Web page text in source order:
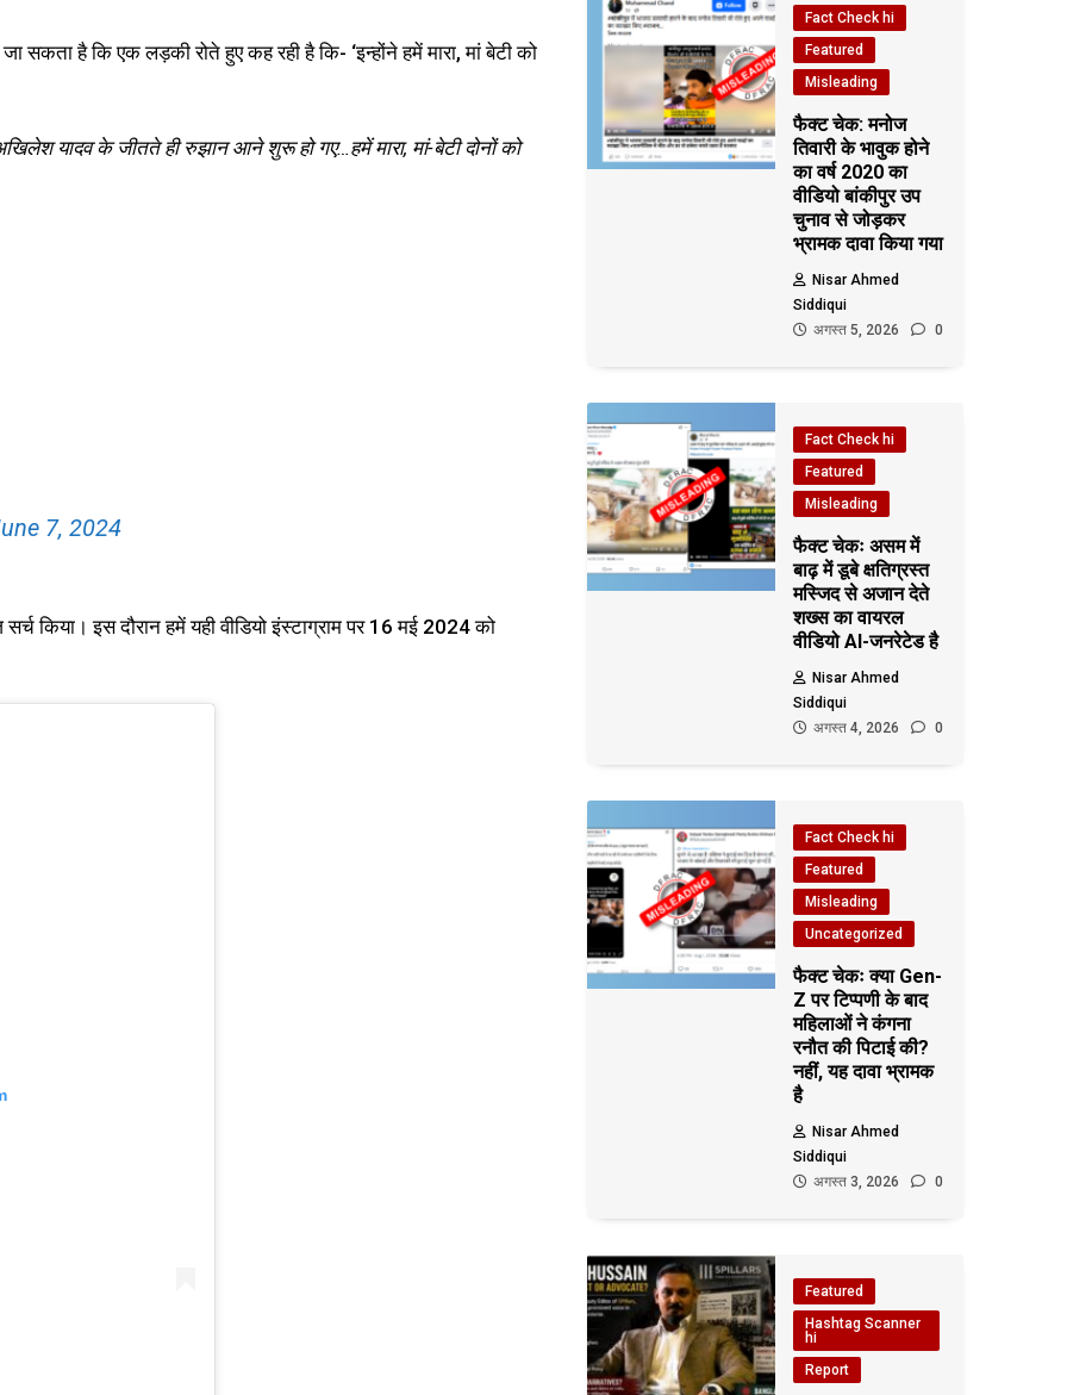
सकता है कि एक लड़की रोते हुए कह रही है कि- ‘इन्होंने हमें मारा, मां बेटी को
यादव के जीतते ही रुझान आने शुरू हो गए…हमें मारा, मां-बेटी दोनों को
7, 2024
किया। इस दौरान हमें यही वीडियो इंस्टाग्राम पर 16 मई 2024 को
Fact Check hi
Featured
Misleading
फैक्ट चेक: मनोज
तिवारी के भावुक होने
का वर्ष 2020 का
वीडियो बांकीपुर उप
चुनाव से जोड़कर
भ्रामक दावा किया गया
Nisar Ahmed
Siddiqui
अगस्त 5, 2026
0
Fact Check hi
Featured
Misleading
फैक्ट चेकः असम में
बाढ़ में डूबे क्षतिग्रस्त
मस्जिद से अजान देते
शख्स का वायरल
वीडियो AI-जनरेटेड है
Nisar Ahmed
Siddiqui
अगस्त 4, 2026
0
Fact Check hi
Featured
Misleading
Uncategorized
फैक्ट चेकः क्या Gen-
Z पर टिप्पणी के बाद
महिलाओं ने कंगना
रनौत की पिटाई की?
नहीं, यह दावा भ्रामक
है
Nisar Ahmed
Siddiqui
अगस्त 3, 2026
0
Featured
Hashtag Scanner
hi
Report